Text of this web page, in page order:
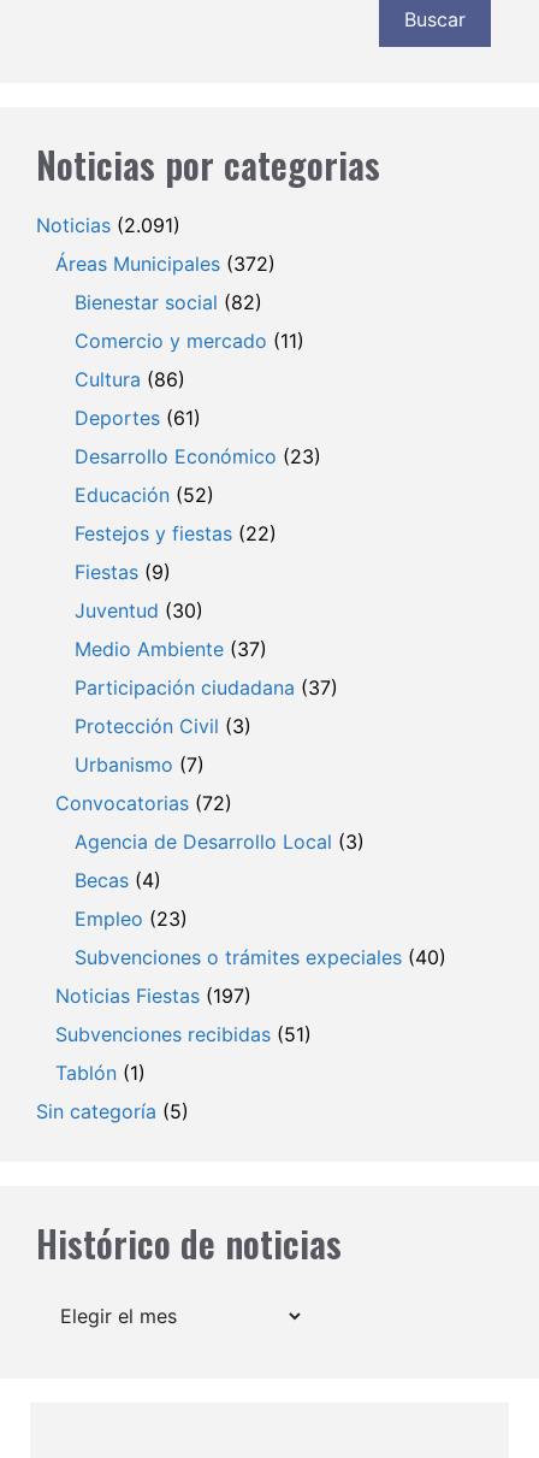
Buscar
Noticias por categorias
Noticias (2.091)
Áreas Municipales (372)
Bienestar social (82)
Comercio y mercado (11)
Cultura (86)
Deportes (61)
Desarrollo Económico (23)
Educación (52)
Festejos y fiestas (22)
Fiestas (9)
Juventud (30)
Medio Ambiente (37)
Participación ciudadana (37)
Protección Civil (3)
Urbanismo (7)
Convocatorias (72)
Agencia de Desarrollo Local (3)
Becas (4)
Empleo (23)
Subvenciones o trámites expeciales (40)
Noticias Fiestas (197)
Subvenciones recibidas (51)
Tablón (1)
Sin categoría (5)
Histórico de noticias
Archivos